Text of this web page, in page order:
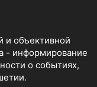
и объективной
- информирование
о событиях,